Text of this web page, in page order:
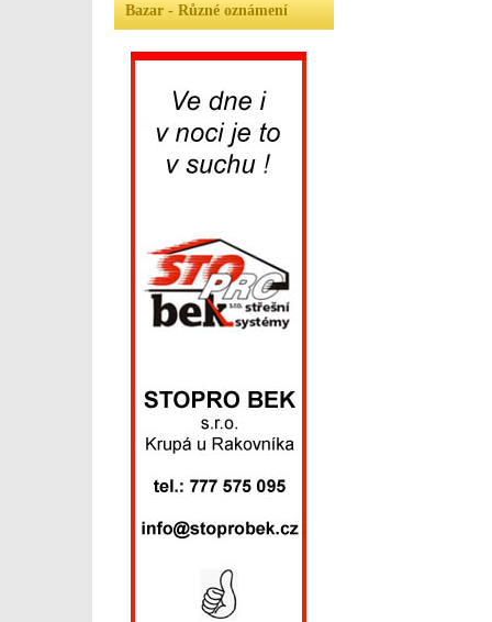
Bazar - Různé oznámení